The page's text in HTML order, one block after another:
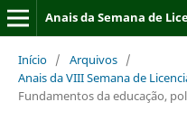
Anais da Semana de
Início / Arquivos /
Anais da VIII Semana de
Fundamentos da educação,